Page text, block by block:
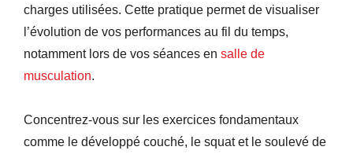
charges utilisées. Cette pratique permet de visualiser
l’évolution de vos performances au fil du temps,
notamment lors de vos séances en salle de
musculation.
Concentrez-vous sur les exercices fondamentaux
comme le développé couché, le squat et le soulevé de